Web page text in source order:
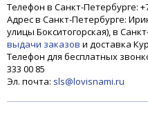
Телефон в Санкт-Петербурге:
Адрес в Санкт-Петербурге:
улицы Бокситогорская), в
выдачи заказов и доставка
Телефон для бесплатных
333 00 85
Эл. почта: sls@lovisnami.ru